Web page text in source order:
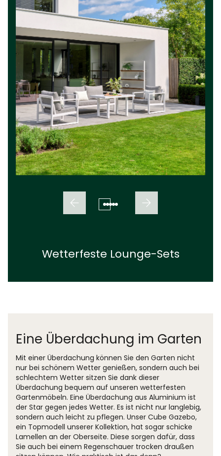
Wetterfeste Lounge-Sets
Eine Überdachung im Garten
Mit einer Überdachung können Sie den Garten nicht
nur bei schönem Wetter genießen, sondern auch bei
schlechtem Wetter sitzen Sie dank dieser
Überdachung bequem auf unseren wetterfesten
Gartenmöbeln. Eine Überdachung aus Aluminium ist
der Star gegen jedes Wetter. Es ist nicht nur langlebig,
sondern auch leicht zu pflegen. Unser Cube Gazebo,
ein Topmodell unserer Kollektion, hat sogar schicke
Lamellen an der Oberseite. Diese sorgen dafür, dass
Sie auch bei einem Regenschauer trocken draußen